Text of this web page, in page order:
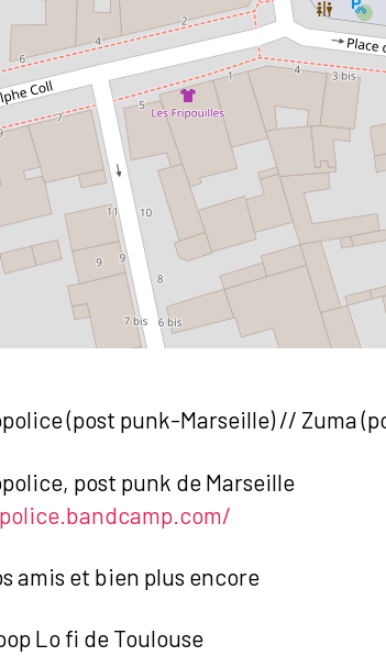
(post punk-Marseille) // Zuma
post punk de Marseille
amis et bien plus encore
Lo fi de Toulouse